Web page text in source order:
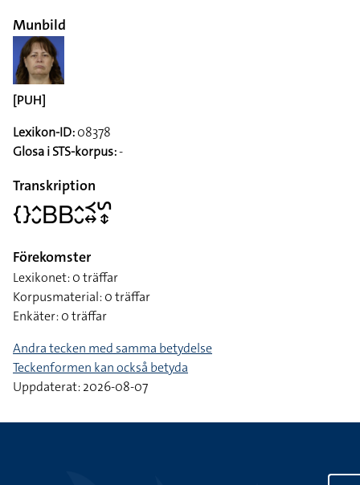
Munbild
[PUH]
Lexikon-ID:08378
Glosa i STS-korpus:-
Transkription
􌤾􌤵􌤷􌤧􌤧􌤵􌤷􌥹􌦉􌥲􌦋
Förekomster
Lexikonet: 0 träffar
Korpusmaterial: 0 träffar
Enkäter: 0 träffar
Andra tecken med samma betydelse
Teckenformen kan också betyda
Uppdaterat: 2026-08-07